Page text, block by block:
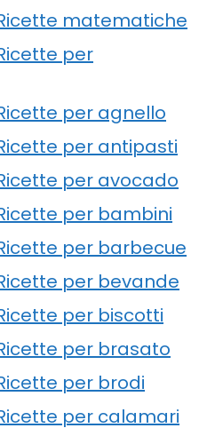
matematiche
per
per agnello
per antipasti
per avocado
per bambini
per barbecue
per bevande
per biscotti
per brasato
per brodi
per calamari